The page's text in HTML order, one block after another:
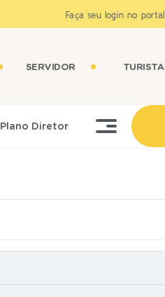
Faça seu login no portal
SERVIDOR TURISTA
Plano Diretor